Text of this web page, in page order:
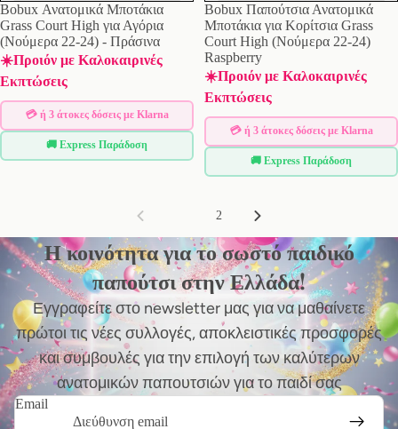
Bobux Ανατομικά Μποτάκια
Grass Court High για Αγόρια
(Νούμερα 22-24) - Πράσινα
☀️Προιόν με Καλοκαιρινές
Εκπτώσεις
💳 ή 3 άτοκες δόσεις με Klarna
🚚 Express Παράδοση
Bobux Παπούτσια Ανατομικά
Μποτάκια για Κορίτσια Grass
Court High (Νούμερα 22-24)
Raspberry
☀️Προιόν με Καλοκαιρινές
Εκπτώσεις
💳 ή 3 άτοκες δόσεις με Klarna
🚚 Express Παράδοση
2
Η κοινότητα για το σωστό παιδικό
παπούτσι στην Ελλάδα!
Εγγραφείτε στο newsletter μας για να μαθαίνετε
πρώτοι τις νέες συλλογές, αποκλειστικές προσφορές
και συμβουλές για την επιλογή των καλύτερων
ανατομικών παπουτσιών για το παιδί σας
Email